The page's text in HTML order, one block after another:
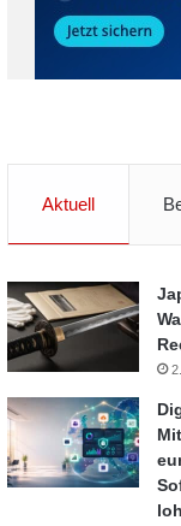
Aktuell